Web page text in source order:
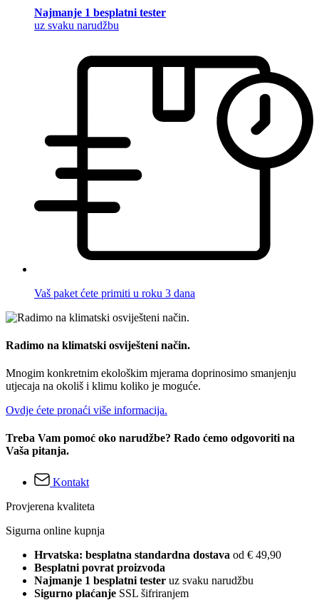
Najmanje 1 besplatni tester
uz svaku narudžbu
Vaš paket ćete primiti u roku 3 dana
Radimo na klimatski osviješteni način.
Mnogim konkretnim ekološkim mjerama doprinosimo smanjenju
utjecaja na okoliš i klimu koliko je moguće.
Ovdje ćete pronaći više informacija.
Treba Vam pomoć oko narudžbe? Rado ćemo odgovoriti na
Vaša pitanja.
Kontakt
Provjerena kvaliteta
Sigurna online kupnja
Hrvatska: besplatna standardna dostava od € 49,90
Besplatni povrat proizvoda
Najmanje 1 besplatni tester uz svaku narudžbu
Sigurno plaćanje SSL šifriranjem